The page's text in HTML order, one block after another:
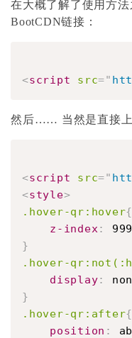
在大概了解了使用方
BootCDN链接：
<script src="
然后…… 当然是直接上
<script src="
<style>
.hover-qr:hover{
z-index:
}
.hover-
display:
}
.hover-qr:after{
position :